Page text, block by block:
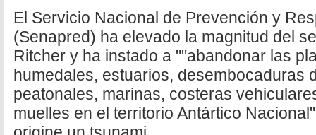
El Servicio Nacional de Prevención y
(Senapred) ha elevado la magnitud del
Ritcher y ha instado a ""abandonar las
humedales, estuarios, desembocaduras
peatonales, marinas, costeras
muelles en el territorio Antártico